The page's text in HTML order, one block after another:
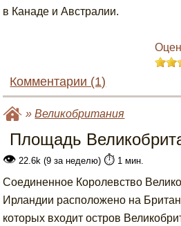
в Канаде и Австралии.
Комментарии (1)
»Великобритания
Площадь
👁 22.6k (9 за неделю) ⏱️ 1 мин.
Соединенное Королевство
Ирландии расположено на
которых входит остров